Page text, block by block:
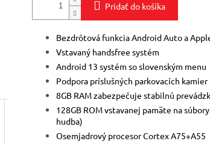
Pridať do košíka
Bezdrôtová funkcia Android Auto a
Vstavaný handsfree systém
Android 13 systém so slovenským menu
Podpora príslušných parkovacích kamier
8GB RAM zabezpečuje stabilnú
128GB ROM vstavanej pamäte na
hudba)
Osemjadrový procesor Cortex A75+A55